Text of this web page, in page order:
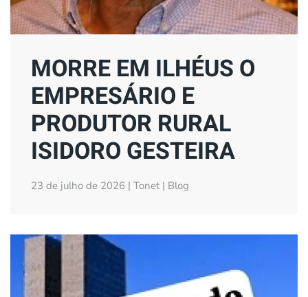
MORRE EM ILHÉUS O
EMPRESÁRIO E
PRODUTOR RURAL
ISIDORO GESTEIRA
23 de julho de 2026 | Tonet | Blog